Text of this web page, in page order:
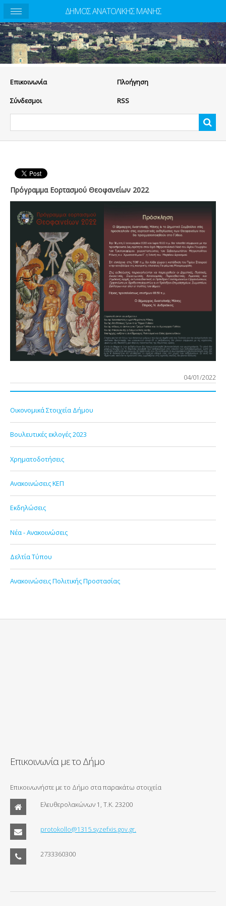
Eπικοινωνία Πλοήγηση
Σύνδεσμοι RSS
Πρόγραμμα Εορτασμού Θεοφανείων 2022
04/01/2022
Οικονομικά Στοιχεία Δήμου
Βουλευτικές εκλογές 2023
Χρηματοδοτήσεις
Ανακοινώσεις ΚΕΠ
Εκδηλώσεις
Νέα - Ανακοινώσεις
Δελτία Τύπου
Ανακοινώσεις Πολιτικής Προστασίας
Επικοινωνία με το Δήμο
Επικοινωνήστε με το Δήμο στα παρακάτω στοιχεία
Ελευθερολακώνων 1, Τ.Κ. 23200
protokollo@1315.syzefxis.gov.gr.
2733360300
ΔΗΜΟΣ ΑΝΑΤΟΛΙΚΗΣ ΜΑΝΗΣ